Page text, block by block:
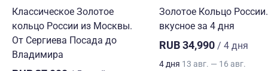
Классическое Золотое
кольцо России из Москвы.
От Сергиева Посада до
Владимира
Золотое Кольцо
вкусное за 4 дня
RUB 34,990 / 4 дня
4 дня 13 авг. — 16 авг.